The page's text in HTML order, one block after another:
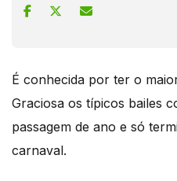
É conhecida por ter o
Graciosa os típicos bailes
passagem de ano e só
carnaval.